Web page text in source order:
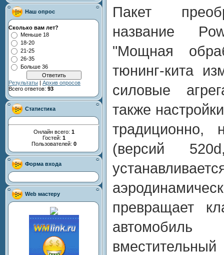
Наш опрос
Сколько вам лет?
Меньше 18
18-20
21-25
26-35
Больше 36
Результаты | Архив опросов
Всего ответов: 93
Статистика
Онлайн всего: 1
Гостей: 1
Пользователей: 0
Форма входа
Web мастеру
Пакет
название
"Мощная
тюнинг-кита
силовые
также
традиционно,
(версий
превращает